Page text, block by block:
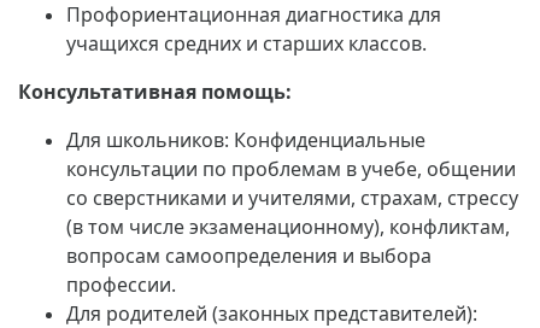
Профориентационная диагностика для
учащихся средних и старших классов.
Консультативная помощь:
Для школьников: Конфиденциальные
консультации по проблемам в учебе, общении
со сверстниками и учителями, страхам, стрессу
(в том числе экзаменационному), конфликтам,
вопросам самоопределения и выбора
профессии.
Для родителей (законных представителей):